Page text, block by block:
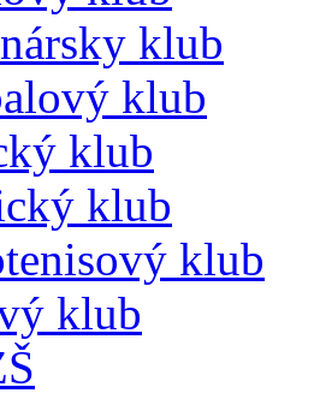
klub
klub
klub
klub
klub
klub